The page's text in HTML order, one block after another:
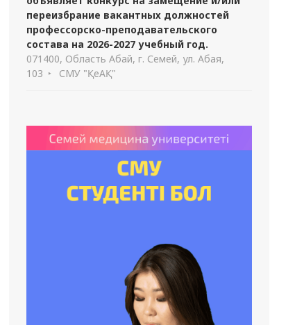
переизбрание вакантных должностей
профессорско-преподавательского
состава на 2026-2027 учебный год.
071400, Область Абай, г. Семей, ул. Абая,
103
СМУ "ҚеАҚ"